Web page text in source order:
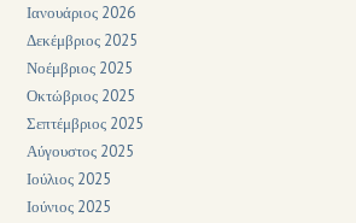
Ιανουάριος 2026
Δεκέμβριος 2025
Νοέμβριος 2025
Οκτώβριος 2025
Σεπτέμβριος 2025
Αύγουστος 2025
Ιούλιος 2025
Ιούνιος 2025